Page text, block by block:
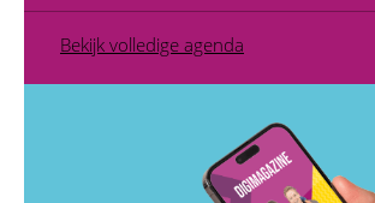
Bekijk volledige agenda